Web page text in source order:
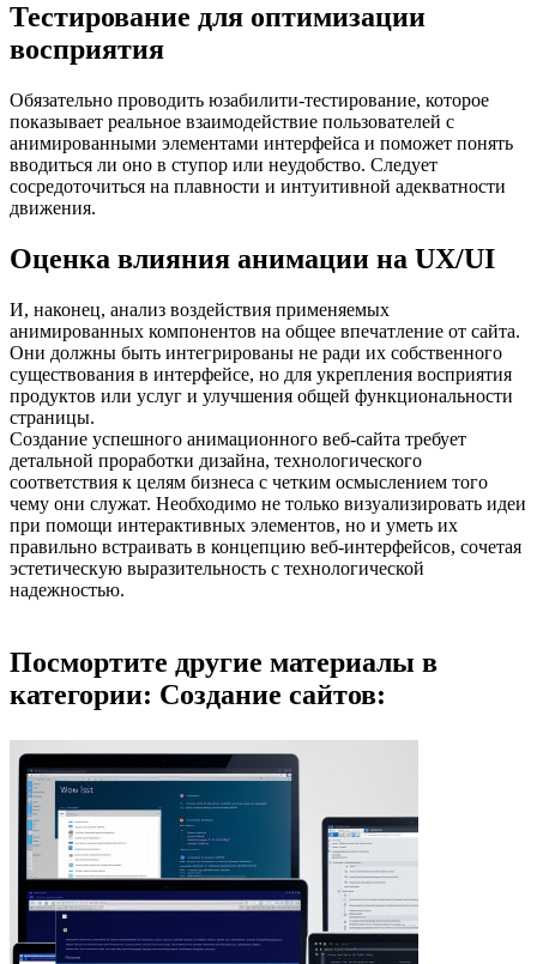
Тестирование для оптимизации
восприятия
Обязательно проводить юзабилити-тестирование, которое
показывает реальное взаимодействие пользователей с
анимированными элементами интерфейса и поможет понять
вводиться ли оно в ступор или неудобство. Следует
сосредоточиться на плавности и интуитивной адекватности
движения.
Оценка влияния анимации на UX/UI
И, наконец, анализ воздействия применяемых
анимированных компонентов на общее впечатление от сайта.
Они должны быть интегрированы не ради их собственного
существования в интерфейсе, но для укрепления восприятия
продуктов или услуг и улучшения общей функциональности
страницы.
Создание успешного анимационного веб-сайта требует
детальной проработки дизайна, технологического
соответствия к целям бизнеса с четким осмыслением того
чему они служат. Необходимо не только визуализировать идеи
при помощи интерактивных элементов, но и уметь их
правильно встраивать в концепцию веб-интерфейсов, сочетая
эстетическую выразительность с технологической
надежностью.
Посмортите другие материалы в
категории: Создание сайтов: